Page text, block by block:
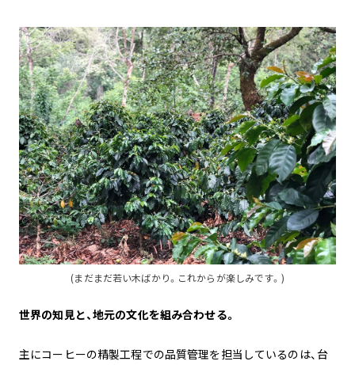
(まだまだ若い木ばかり。これからが楽しみです。)
世界の知見と、地元の文化を組み合わせる。
主にコーヒーの精製工程での品質管理を担当しているのは、台